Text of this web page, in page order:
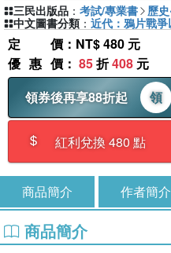
定價 ：NT$ 480 元
優惠價 ： 85折408 元
領券後再享88折起
領
紅利兌換 480 點
三民出版品 ： 考試/專業書 歷
中文圖書分類 ： 近代：鴉片戰爭
商品簡介 作者簡介
商品簡介